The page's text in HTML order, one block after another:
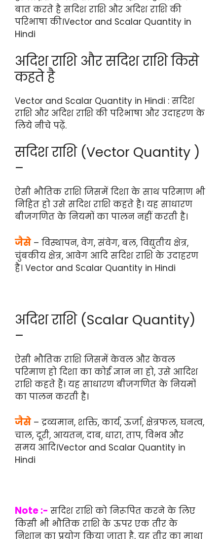
बात करते है सदिश राशि और अदिश राशि की
परिभाषा की।Vector and Scalar Quantity in
Hindi
अदिश राशि और सदिश राशि किसे
कहते है
Vector and Scalar Quantity in Hindi : सदिश
राशि और अदिश राशि की परिभाषा और उदाहरण के
लिये नीचे पढ़ें.
सदिश राशि (Vector Quantity )
–
ऐसी भौतिक राशि जिसमें दिशा के साथ परिमाण भी
निहित हो उसे सदिश राशि कहते है। यह साधारण
बीजगणित के नियमों का पालन नहीं करती है।
जैसे – विस्थापन, वेग, संवेग, बल, विद्युतीय क्षेत्र,
चुंबकीय क्षेत्र, आवेग आदि सदिश राशि के उदाहरण
है। Vector and Scalar Quantity in Hindi
अदिश राशि (Scalar Quantity)
–
ऐसी भौतिक राशि जिसमें केवल और केवल
परिमाण हो दिशा का कोई ज्ञान ना हो, उसे आदिश
राशि कहते हैं। यह साधारण बीजगणित के नियमों
का पालन करती है।
जैसे – द्रव्यमान, शक्ति, कार्य, ऊर्जा, क्षेत्रफल, घनत्व,
चाल, दूरी, आयतन, दाब, धारा, ताप, विभव और
समय आदि।Vector and Scalar Quantity in
Hindi
Note :- सदिश राशि को निरूपित करने के लिए
किसी भी भौतिक राशि के ऊपर एक तीर के
निशान का प्रयोग किया जाता है, यह तीर का माथा